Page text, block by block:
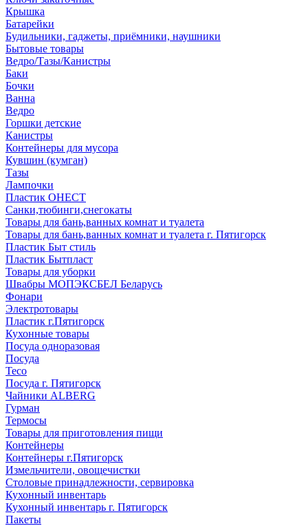
Крышка
Батарейки
Будильники, гаджеты, приёмники, наушники
Бытовые товары
Ведро/Тазы/Канистры
Баки
Бочки
Ванна
Ведро
Горшки детские
Канистры
Контейнеры для мусора
Кувшин (кумган)
Тазы
Лампочки
Пластик ОНЕСТ
Санки,тюбинги,снегокаты
Товары для бань,ванных комнат и туалета
Товары для бань,ванных комнат и туалета г. Пятигорск
Пластик Быт стиль
Пластик Бытпласт
Товары для уборки
Швабры МОПЭКСБЕЛ Беларусь
Фонари
Электротовары
Пластик г.Пятигорск
Кухонные товары
Посуда одноразовая
Посуда
Teco
Посуда г. Пятигорск
Чайники ALBERG
Гурман
Термосы
Товары для приготовления пищи
Контейнеры
Контейнеры г.Пятигорск
Измельчители, овощечистки
Столовые принадлежности, сервировка
Кухонный инвентарь
Кухонный инвентарь г. Пятигорск
Пакеты